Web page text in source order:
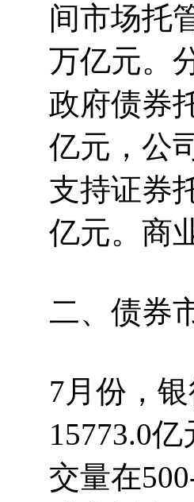
间市场托
万亿元。
政府债券
亿元，公
支持证券
亿元。商
二、债券
7月份，
15773.0
交量在